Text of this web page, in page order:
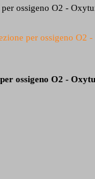
ossigeno O2 -